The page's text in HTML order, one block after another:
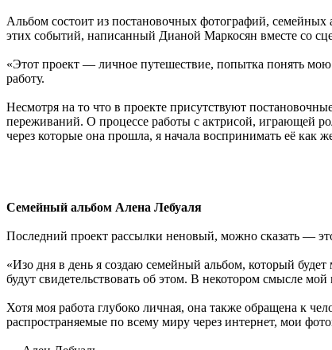
Альбом состоит из постановочных фотографий,
этих событий, написанный Дианой Маркосян вместе со
«Этот проект — личное путешествие, попытка понять
работу.
Несмотря на то что в проекте присутствуют
переживаний. О процессе работы с актрисой, играющей
через которые она прошла, я начала воспринимать её
Семейный альбом Алена Лебуаля
Последний проект рассылки неновый, можно сказать —
«Изо дня в день я создаю семейный альбом, который
будут свидетельствовать об этом. В некотором смысле
Хотя моя работа глубоко личная, она также обращена к
распространяемые по всему миру через интернет, мои